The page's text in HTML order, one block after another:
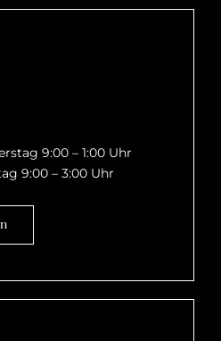
9:00 – 1:00 Uhr
9:00 – 3:00 Uhr